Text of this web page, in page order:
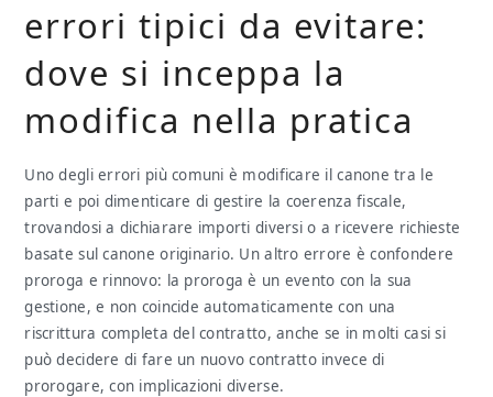
errori tipici da evitare:
dove si inceppa la
modifica nella pratica
Uno degli errori più comuni è modificare il canone tra le
parti e poi dimenticare di gestire la coerenza fiscale,
trovandosi a dichiarare importi diversi o a ricevere richieste
basate sul canone originario. Un altro errore è confondere
proroga e rinnovo: la proroga è un evento con la sua
gestione, e non coincide automaticamente con una
riscrittura completa del contratto, anche se in molti casi si
può decidere di fare un nuovo contratto invece di
prorogare, con implicazioni diverse.